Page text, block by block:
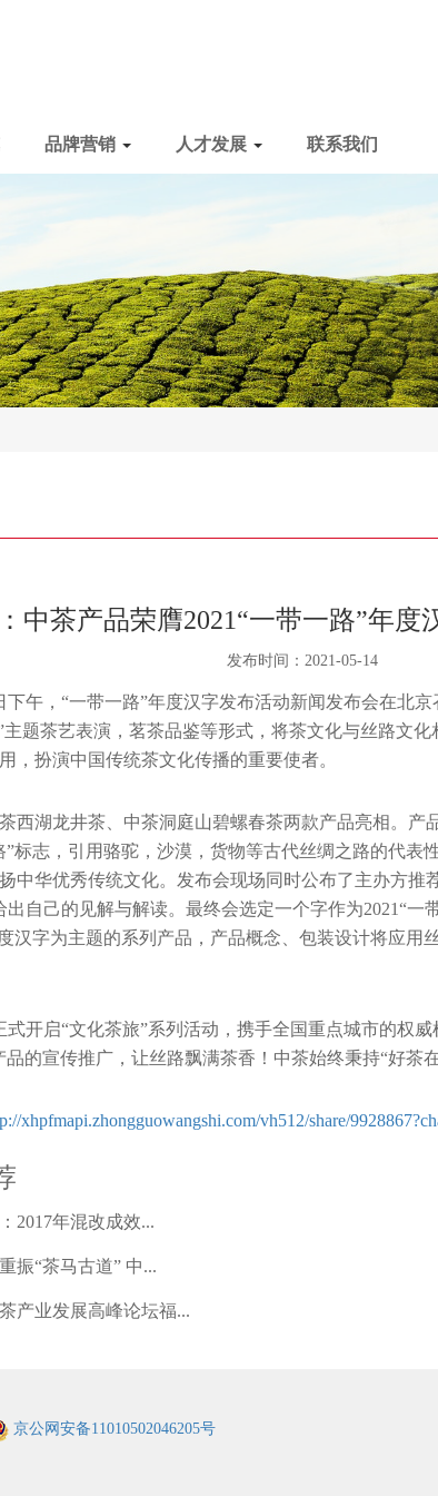
品牌营销 人才发展 联系我们
中茶产品荣膺2021“一带一路”年度
发布时间： 2021-05-14
下午，“一带一路”年度汉字发布活动新闻发布会在北
主题茶艺表演，茗茶品鉴等形式，将茶文化与丝路文
，扮演中国传统茶文化传播的重要使者。
西湖龙井茶、中茶洞庭山碧螺春茶两款产品亮相。产
”标志，引用骆驼，沙漠，货物等古代丝绸之路的代表
中华优秀传统文化。发布会现场同时公布了主办方推
出自己的见解与解读。最终会选定一个字作为2021“一
汉字为主题的系列产品，产品概念、包装设计将应用
式开启“文化茶旅”系列活动，携手全国重点城市的权
品的宣传推广，让丝路飘满茶香！中茶始终秉持“好茶
xhpfmapi.zhongguowangshi.com/vh512/share/
2017年混改成效...
振“茶马古道” 中...
产业发展高峰论坛福...
京公网安备11010502046205号